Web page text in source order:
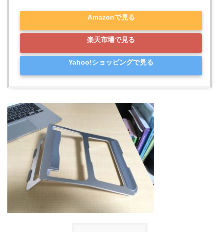
Amazonで見る
楽天市場で見る
Yahoo!ショッピングで見る